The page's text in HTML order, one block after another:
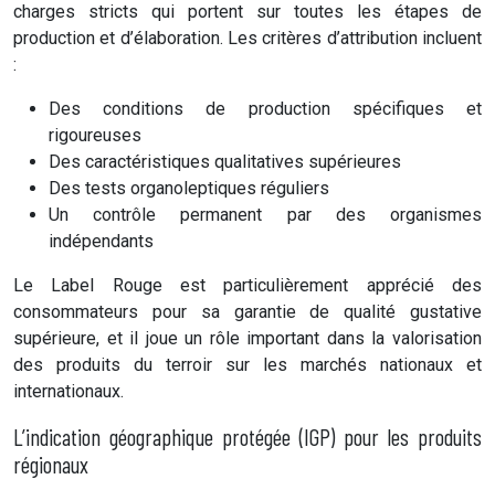
charges stricts qui portent sur toutes les étapes de
production et d’élaboration. Les critères d’attribution incluent
:
Des conditions de production spécifiques et
rigoureuses
Des caractéristiques qualitatives supérieures
Des tests organoleptiques réguliers
Un contrôle permanent par des organismes
indépendants
Le Label Rouge est particulièrement apprécié des
consommateurs pour sa garantie de qualité gustative
supérieure, et il joue un rôle important dans la valorisation
des produits du terroir sur les marchés nationaux et
internationaux.
L’indication géographique protégée (IGP) pour les produits
régionaux